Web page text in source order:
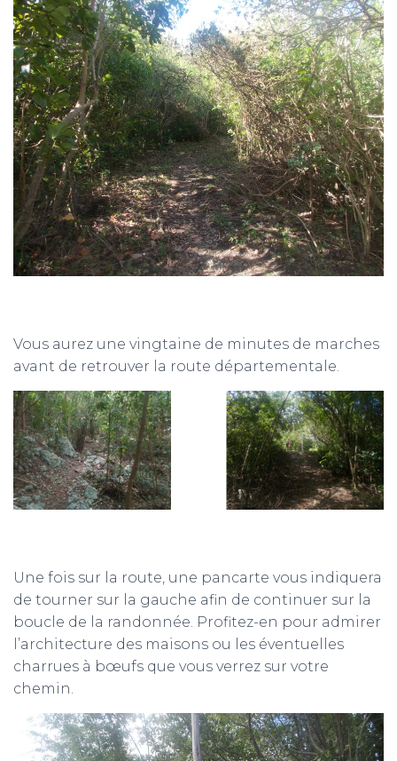
Vous aurez une vingtaine de minutes de marches
avant de retrouver la route départementale.
Une fois sur la route, une pancarte vous indiquera
de tourner sur la gauche afin de continuer sur la
boucle de la randonnée. Profitez-en pour admirer
l’architecture des maisons ou les éventuelles
charrues à bœufs que vous verrez sur votre
chemin.